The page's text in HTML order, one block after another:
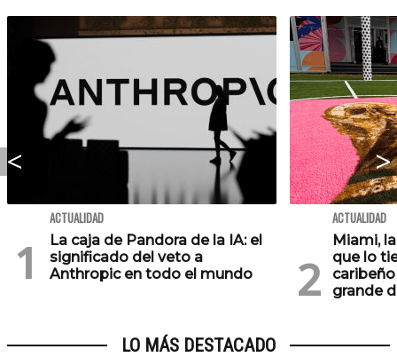
ACTUALIDAD
La caja de Pandora de la IA: el
significado del veto a
Anthropic en todo el mundo
ACTUALIDAD
Miami,
que lo
grande
LO MÁS DESTACADO